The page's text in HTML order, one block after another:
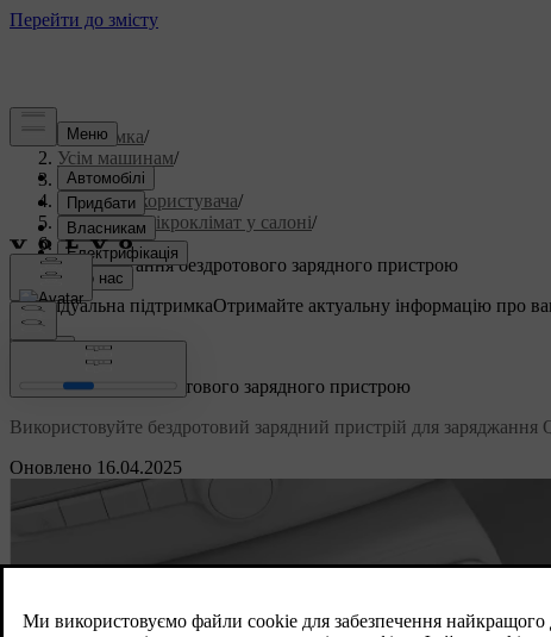
Підтримка/
Усім машинам/
S60 2023/
Посібник користувача/
Комфорт і мікроклімат у салоні/
Салон/
Використання бездротового зарядного пристрою
Індивідуальна підтримкаОтримайте актуальну інформацію про
Оновлено 16.04.2025
Використання бездротового зарядного пристрою
Використовуйте бездротовий зарядний пристрій для заряджання